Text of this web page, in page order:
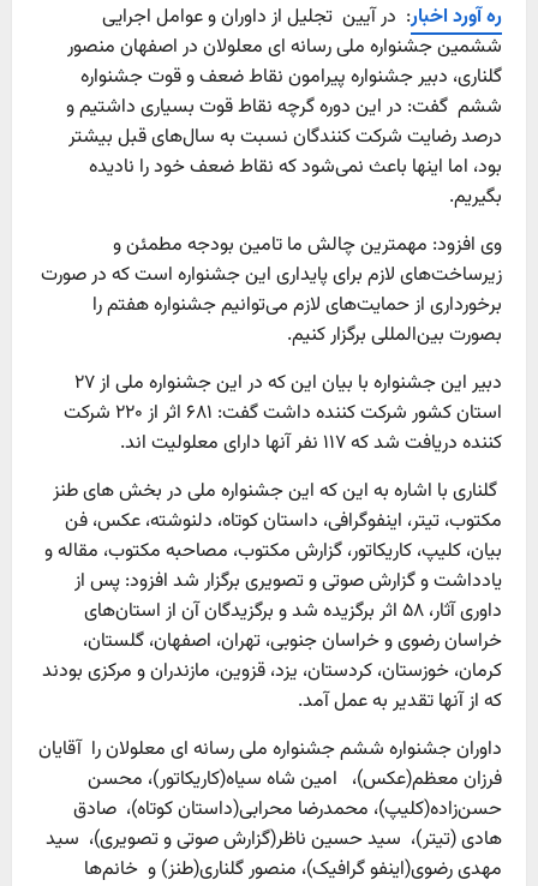
ره آورد اخبار: در آیین تجلیل از داوران و عوامل اجرایی
ششمین جشنواره ملی رسانه ای معلولان در اصفهان منصور
گلناری، دبیر جشنواره پیرامون نقاط ضعف و قوت جشنواره
ششم گفت: در این دوره گرچه نقاط قوت بسیاری داشتیم و
درصد رضایت شرکت کنندگان نسبت به سال‌های قبل بیشتر
بود، اما اینها باعث نمی‌شود که نقاط ضعف خود را نادیده
بگیریم.
وی افزود: مهمترین چالش ما تامین بودجه مطمئن و
زیرساخت‌های لازم برای پایداری این جشنواره است که در صورت
برخورداری از حمایت‌های لازم می‌توانیم جشنواره هفتم را
بصورت بین‌المللی برگزار کنیم.
دبیر این جشنواره با بیان این که در این جشنواره ملی از ۲۷
استان کشور شرکت کننده داشت گفت: ۶۸۱ اثر از ۲۲۰ شرکت
کننده دریافت شد که ۱۱۷ نفر آنها دارای معلولیت اند.
گلناری با اشاره به این که این جشنواره ملی در بخش های طنز
مکتوب، تیتر، اینفوگرافی، داستان کوتاه، دلنوشته، عکس، فن
بیان، کلیپ، کاریکاتور، گزارش مکتوب، مصاحبه مکتوب، مقاله و
یادداشت و گزارش صوتی و تصویری برگزار شد افزود: پس از
داوری آثار، ۵۸ اثر برگزیده شد و برگزیدگان آن از استان‌های
خراسان رضوی و خراسان جنوبی، تهران، اصفهان، گلستان،
کرمان، خوزستان، کردستان، یزد، قزوین، مازندران و مرکزی بودند
که از آنها تقدیر به عمل آمد.
داوران جشنواره ششم جشنواره ملی رسانه ای معلولان را آقایان
فرزان معظم(عکس)، امین شاه سیاه(کاریکاتور)، محسن
حسن‌زاده(کلیپ)، محمدرضا محرابی(داستان کوتاه)، صادق
هادی (تیتر)، سید حسین ناظر(گزارش صوتی و تصویری)، سید
مهدی رضوی(اینفو گرافیک)، منصور گلناری(طنز) و خانم‌ها